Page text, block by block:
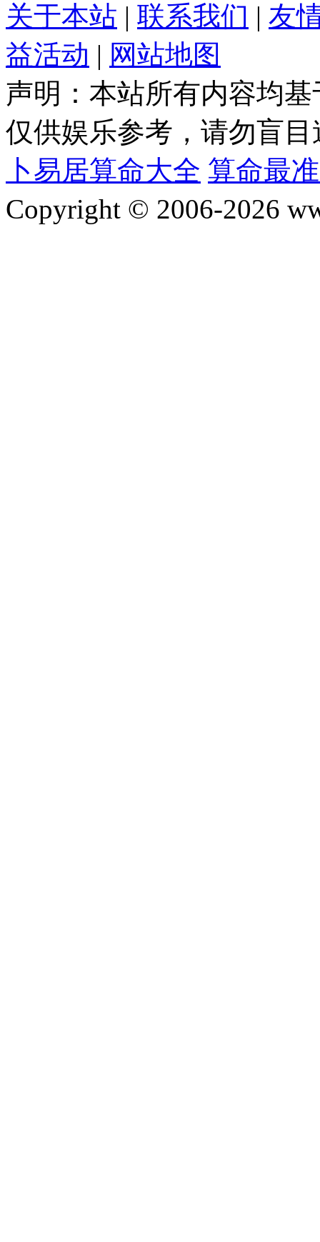
关于本站 | 联系我们 | 友
益活动 | 网站地图
声明：本站所有内容均
仅供娱乐参考，请勿盲目
卜易居算命大全 算命最
Copyright © 2006-2026